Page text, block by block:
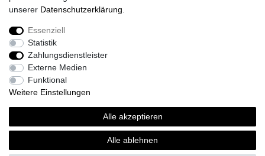
Widerrufs­recht
Daten­schutz­erklärung
unserer Daten­schutz­erklärung
Essenziell
Statistik
Zahlungsdienstleister
Externe Medien
Funktional
Weitere Einstellungen
Alle akzeptieren
Alle ablehnen
© Copyright 2026 | Alle Rechte vorbehalten.
Realisierung und Umsetzung bye